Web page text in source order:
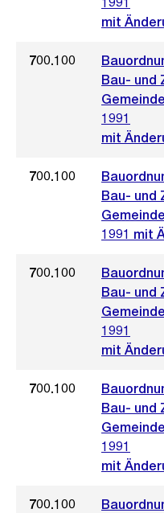
mit
700.100
Bau- und
1991
mit
700.100
Bau- und
1991 mit
700.100
Bau- und
1991
mit
700.100
Bau- und
1991
mit
700.100